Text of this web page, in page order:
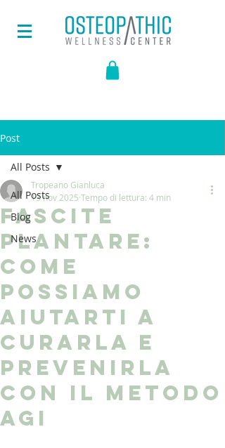
Post
All Posts
Blog
News
All Posts
Fascite
Plantare:
come
possiamo
aiutarti a
curarla e
prevenirla
con il metodo
AGI
Tropeano Gianluca
13 nov 2025 Tempo di lettura: 4 min